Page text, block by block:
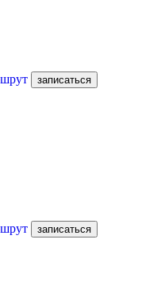
записаться
записаться